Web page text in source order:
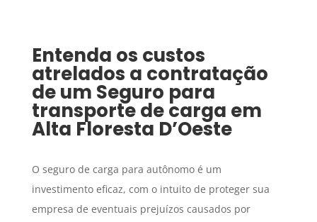
Entenda os custos
atrelados a contratação
de um Seguro para
transporte de carga em
Alta Floresta D’Oeste
O seguro de carga para autônomo é um
investimento eficaz, com o intuito de proteger sua
empresa de eventuais prejuízos causados por